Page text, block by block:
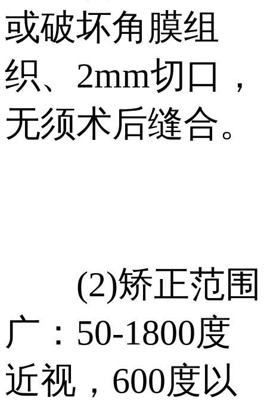
或破坏角膜组
织、2mm切口，
无须术后缝合。
(2)矫正范围
广：50-1800度
近视，600度以